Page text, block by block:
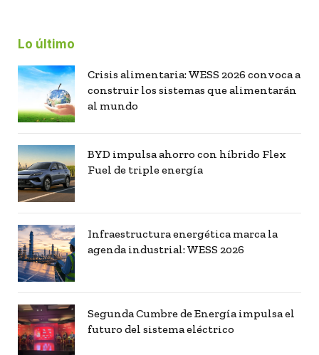
Lo último
Crisis alimentaria: WESS 2026 convoca a
construir los sistemas que alimentarán
al mundo
BYD impulsa ahorro con híbrido Flex
Fuel de triple energía
Infraestructura energética marca la
agenda industrial: WESS 2026
Segunda Cumbre de Energía impulsa el
futuro del sistema eléctrico